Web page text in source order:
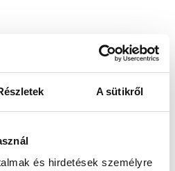
A sütikről
és hirdetések személyre
ESEMÉNYEK BETÖLTÉSE